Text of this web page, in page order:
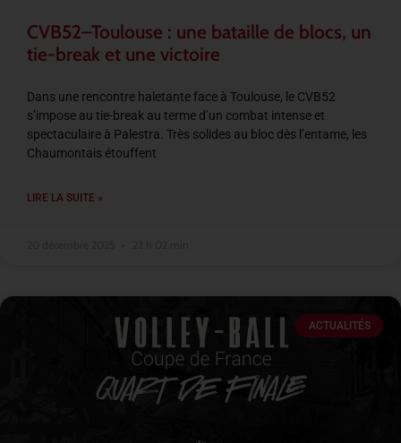
CVB52–Toulouse : une bataille de blocs, un
tie-break et une victoire
Dans une rencontre haletante face à Toulouse, le CVB52
s’impose au tie-break au terme d’un combat intense et
spectaculaire à Palestra. Très solides au bloc dès l’entame, les
Chaumontais étouffent
LIRE LA SUITE »
ACTUALITÉS